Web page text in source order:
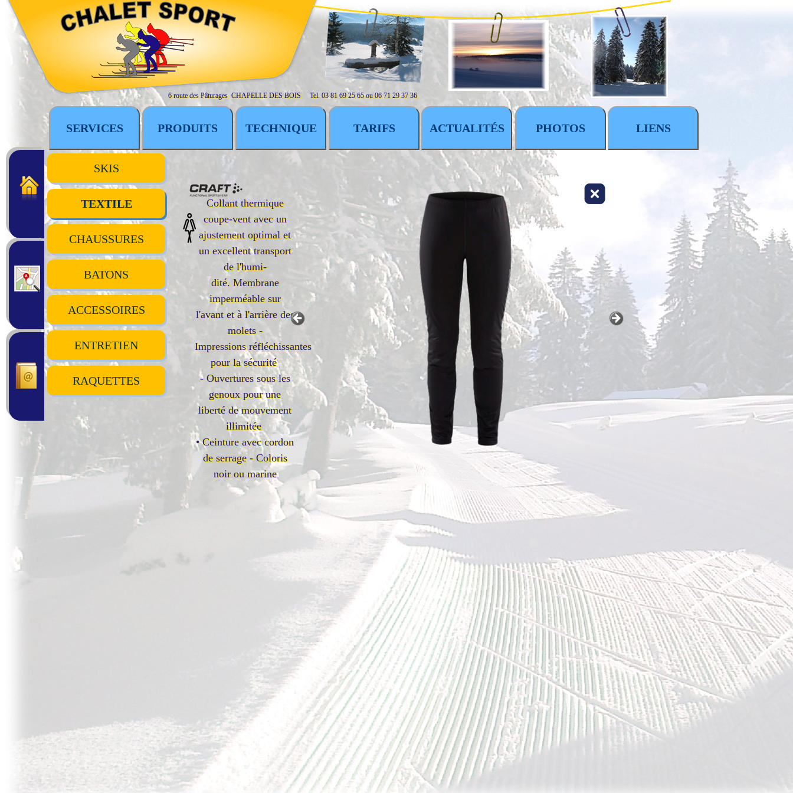
6 route des Pâturages CHAPELLE DES BOIS Tel. 03 81 69 25 65 ou 06 71 29 37 36
SERVICES PRODUITS TECHNIQUE TARIFS ACTUALITÉS PHOTOS LIENS
SKIS
TEXTILE
Collant thermique
coupe-vent avec un
ajustement optimal et
un excellent transport
de l'humi-
dité. Membrane
imperméable sur
l'avant et à l'arrière des
molets -
Impressions réfléchissantes
pour la sécurité
- Ouvertures sous les
genoux pour une
liberté de mouvement
illimitée
• Ceinture avec cordon
de serrage - Coloris
noir ou marine
CHAUSSURES
BATONS
ACCESSOIRES
ENTRETIEN
RAQUETTES